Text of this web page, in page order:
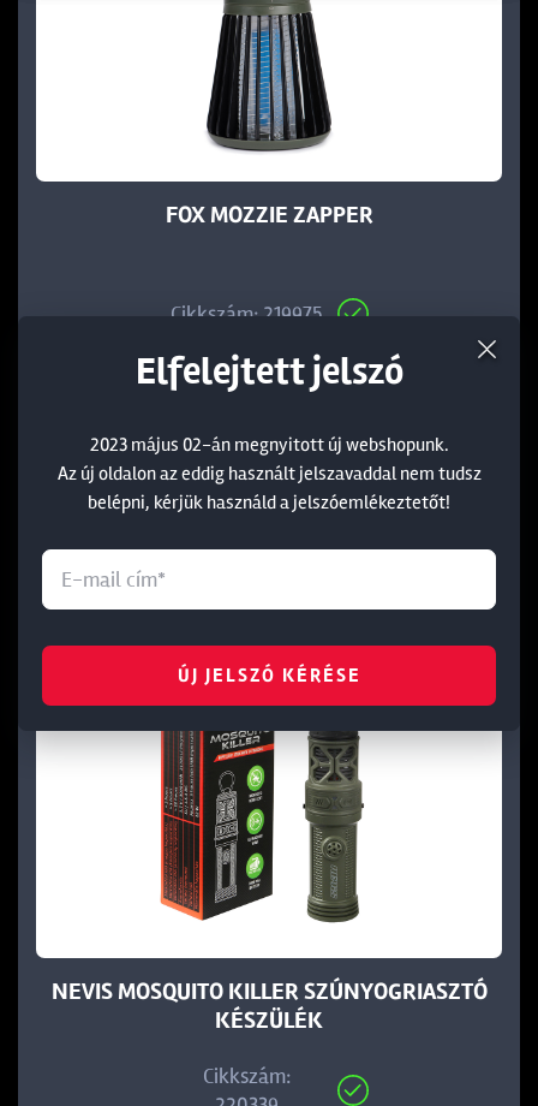
FOX MOZZIE ZAPPER
Cikkszám: 219975
NEVIS MOSQUITO KILLER SZÚNYOGRIASZTÓ
KÉSZÜLÉK
Cikkszám:
Elfelejtett jelszó
2023 május 02-án megnyitott új webshopunk.
Az új oldalon az eddig használt jelszavaddal nem tudsz
belépni, kérjük használd a jelszóemlékeztetőt!
ÚJ JELSZÓ KÉRÉSE